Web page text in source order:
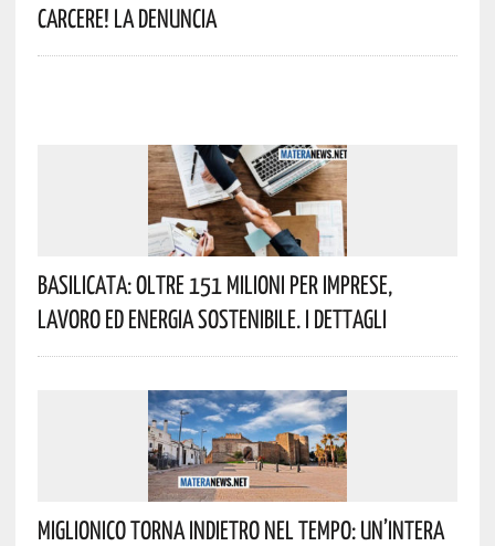
Carcere! La Denuncia
Basilicata: Oltre 151 Milioni Per Imprese,
Lavoro Ed Energia Sostenibile. I Dettagli
Miglionico Torna Indietro Nel Tempo: Un’intera